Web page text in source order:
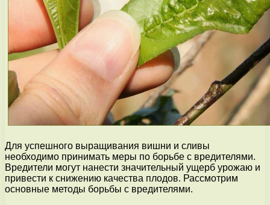
Для успешного выращивания вишни и сливы
необходимо принимать меры по борьбе с вредителями.
Вредители могут нанести значительный ущерб урожаю и
привести к снижению качества плодов. Рассмотрим
основные методы борьбы с вредителями.